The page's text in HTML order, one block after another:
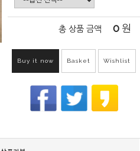
총 상품 금액 0 원
Buy it now Basket Wishlist